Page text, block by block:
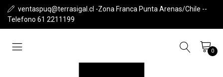
ventaspuq@terrasigal.cl -Zona Franca Punta Arenas/Chile --
Telefono 61 2211199
0